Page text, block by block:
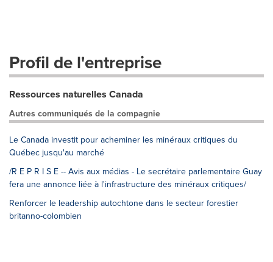
Profil de l'entreprise
Ressources naturelles Canada
Autres communiqués de la compagnie
Le Canada investit pour acheminer les minéraux critiques du
Québec jusqu'au marché
/R E P R I S E -- Avis aux médias - Le secrétaire parlementaire Guay
fera une annonce liée à l'infrastructure des minéraux critiques/
Renforcer le leadership autochtone dans le secteur forestier
britanno-colombien